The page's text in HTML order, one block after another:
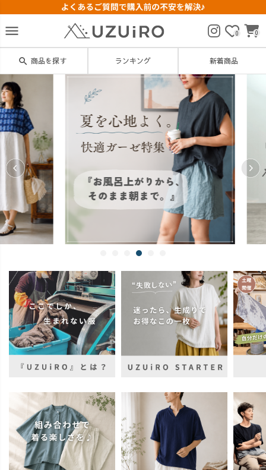
menu 0 0
search 商品を探す ランキング 新着商品